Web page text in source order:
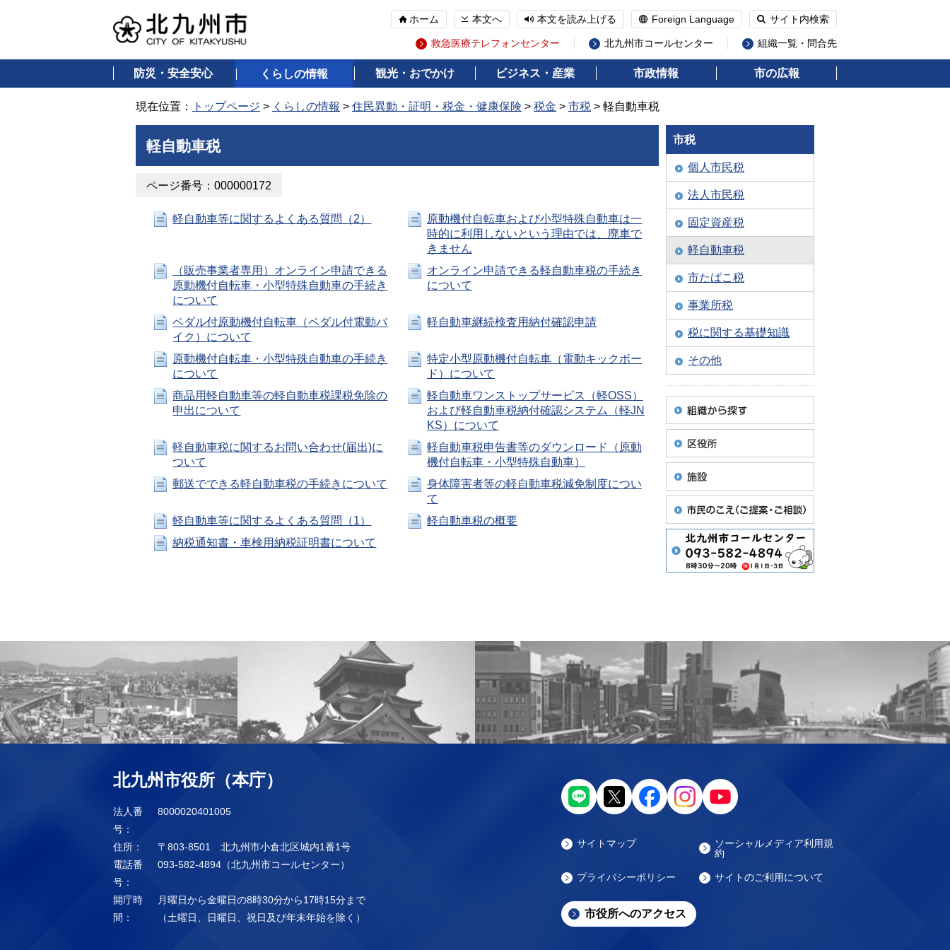
ホーム 本文へ 本文を読み上げる Foreign Language サイト内検索
救急医療テレフォンセンター 北九州市コールセンター 組織一覧・問合先
防災・安全安心 くらしの情報 観光・おでかけ ビジネス・産業 市政情報 市の広報
現在位置： トップページ > くらしの情報 > 住民異動・証明・税金・健康保険 > 税金 > 市税 > 軽自動車税
軽自動車税
ページ番号：000000172
軽自動車等に関するよくある質問（2）
原動機付自転車および小型特殊自動車は一
時的に利用しないという理由では、廃車で
きません
（販売事業者専用）オンライン申請できる
原動機付自転車・小型特殊自動車の手続き
について
オンライン申請できる軽自動車税の手続き
について
ペダル付原動機付自転車（ペダル付電動バ
イク）について
軽自動車継続検査用納付確認申請
原動機付自転車・小型特殊自動車の手続き
について
特定小型原動機付自転車（電動キックボー
ド）について
商品用軽自動車等の軽自動車税課税免除の
申出について
軽自動車ワンストップサービス（軽OSS）
および軽自動車税納付確認システム（軽JN
KS）について
軽自動車税に関するお問い合わせ(届出)に
ついて
軽自動車税申告書等のダウンロード（原動
機付自転車・小型特殊自動車）
郵送でできる軽自動車税の手続きについて
身体障害者等の軽自動車税減免制度につい
て
軽自動車等に関するよくある質問（1）
軽自動車税の概要
納税通知書・車検用納税証明書について
市税
個人市民税
法人市民税
固定資産税
軽自動車税
市たばこ税
事業所税
税に関する基礎知識
その他
北九州市役所（本庁）
法人番
号：
8000020401005
住所：
〒803-8501 北九州市小倉北区城内1番1号
電話番
号：
093-582-4894（北九州市コールセンター）
開庁時
間：
月曜日から金曜日の8時30分から17時15分まで
（土曜日、日曜日、祝日及び年末年始を除く）
サイトマップ
ソーシャルメディア利用規
約
プライバシーポリシー サイトのご利用について
市役所へのアクセス